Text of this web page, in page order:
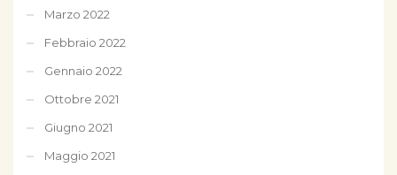
Marzo 2022
Febbraio 2022
Gennaio 2022
Ottobre 2021
Giugno 2021
Maggio 2021